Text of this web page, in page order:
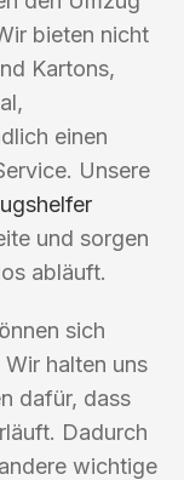
bieten nicht
Kartons,
einen
Unsere
und sorgen
abläuft.
sich
halten uns
dafür, dass
Dadurch
wichtige